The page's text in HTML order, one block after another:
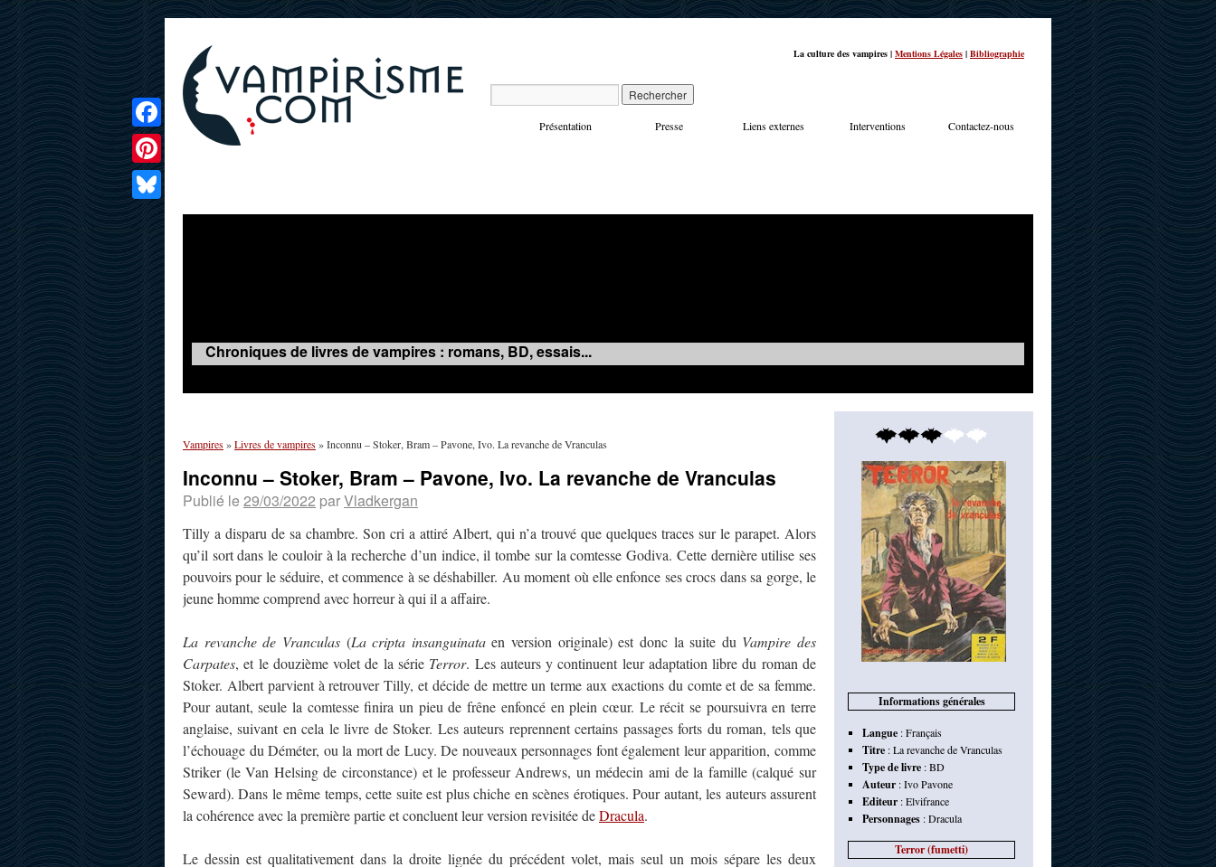
La culture des vampires | Mentions Légales | Bibliographie
Présentation Presse Liens externes Interventions Contactez-nous
Chroniques de livres de vampires : romans, BD, essais...
Vampires»Livres de vampires»Inconnu – Stoker, Bram – Pavone, Ivo. La revanche de Vranculas
Inconnu – Stoker, Bram – Pavone, Ivo. La revanche de Vranculas
Publié le 29/03/2022 parVladkergan
Tilly a disparu de sa chambre. Son cri a attiré Albert, qui n’a trouvé que quelques traces sur le parapet. Alors
qu’il sort dans le couloir à la recherche d’un indice, il tombe sur la comtesse Godiva. Cette dernière utilise ses
pouvoirs pour le séduire, et commence à se déshabiller. Au moment où elle enfonce ses crocs dans sa gorge, le
jeune homme comprend avec horreur à qui il a affaire.
La revanche de Vranculas(La cripta insanguinataen version originale) est donc la suite du Vampire des
Carpates, et le douzième volet de la série Terror. Les auteurs y continuent leur adaptation libre du roman de
Stoker. Albert parvient à retrouver Tilly, et décide de mettre un terme aux exactions du comte et de sa femme.
Pour autant, seule la comtesse finira un pieu de frêne enfoncé en plein cœur. Le récit se poursuivra en terre
anglaise, suivant en cela le livre de Stoker. Les auteurs reprennent certains passages forts du roman, tels que
l’échouage du Déméter, ou la mort de Lucy. De nouveaux personnages font également leur apparition, comme
Striker (le Van Helsing de circonstance) et le professeur Andrews, un médecin ami de la famille (calqué sur
Seward). Dans le même temps, cette suite est plus chiche en scènes érotiques. Pour autant, les auteurs assurent
la cohérence avec la première partie et concluent leur version revisitée deDracula.
Le dessin est qualitativement dans la droite lignée du précédent volet, mais seul un mois sépare les deux
Facebook
Pinterest
Bluesky
Informations générales
Langue:Français
Titre:La revanche de Vranculas
Type de livre:BD
Auteur:Ivo Pavone
Editeur:Elvifrance
Personnages:Dracula
Terror (fumetti)